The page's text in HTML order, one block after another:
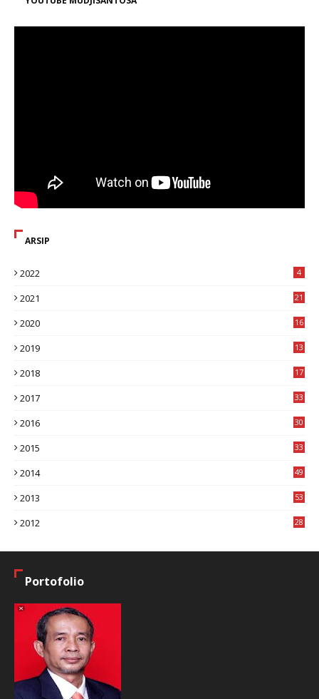
ARSIP
2022 4
2021 21
2020
16
2019
13
2018
17
2017
33
2016
30
2015
33
2014
49
2013
53
2012
28
Portofolio